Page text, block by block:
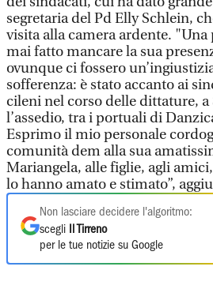
segretaria del Pd Elly Schlein,
visita alla camera ardente. "Una
mai fatto mancare la sua
ovunque ci fossero
sofferenza: è stato accanto ai
cileni nel corso delle dittature, a
l’assedio, tra i portuali di
Esprimo il mio personale
comunità dem alla sua
Mariangela, alle figlie, agli
lo hanno amato e stimato”,
Non lasciare decidere l'algoritmo:
scegli
Il Tirreno
per le tue notizie su Google